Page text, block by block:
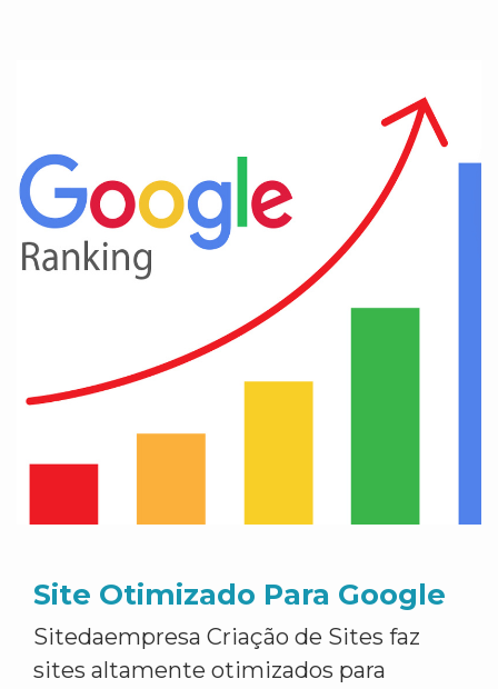
Site Otimizado Para Google
Sitedaempresa Criação de Sites faz
sites altamente otimizados para